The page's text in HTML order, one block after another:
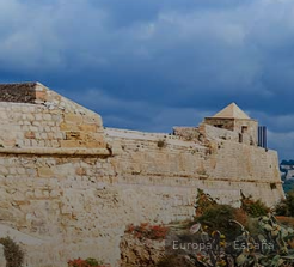
Europa España